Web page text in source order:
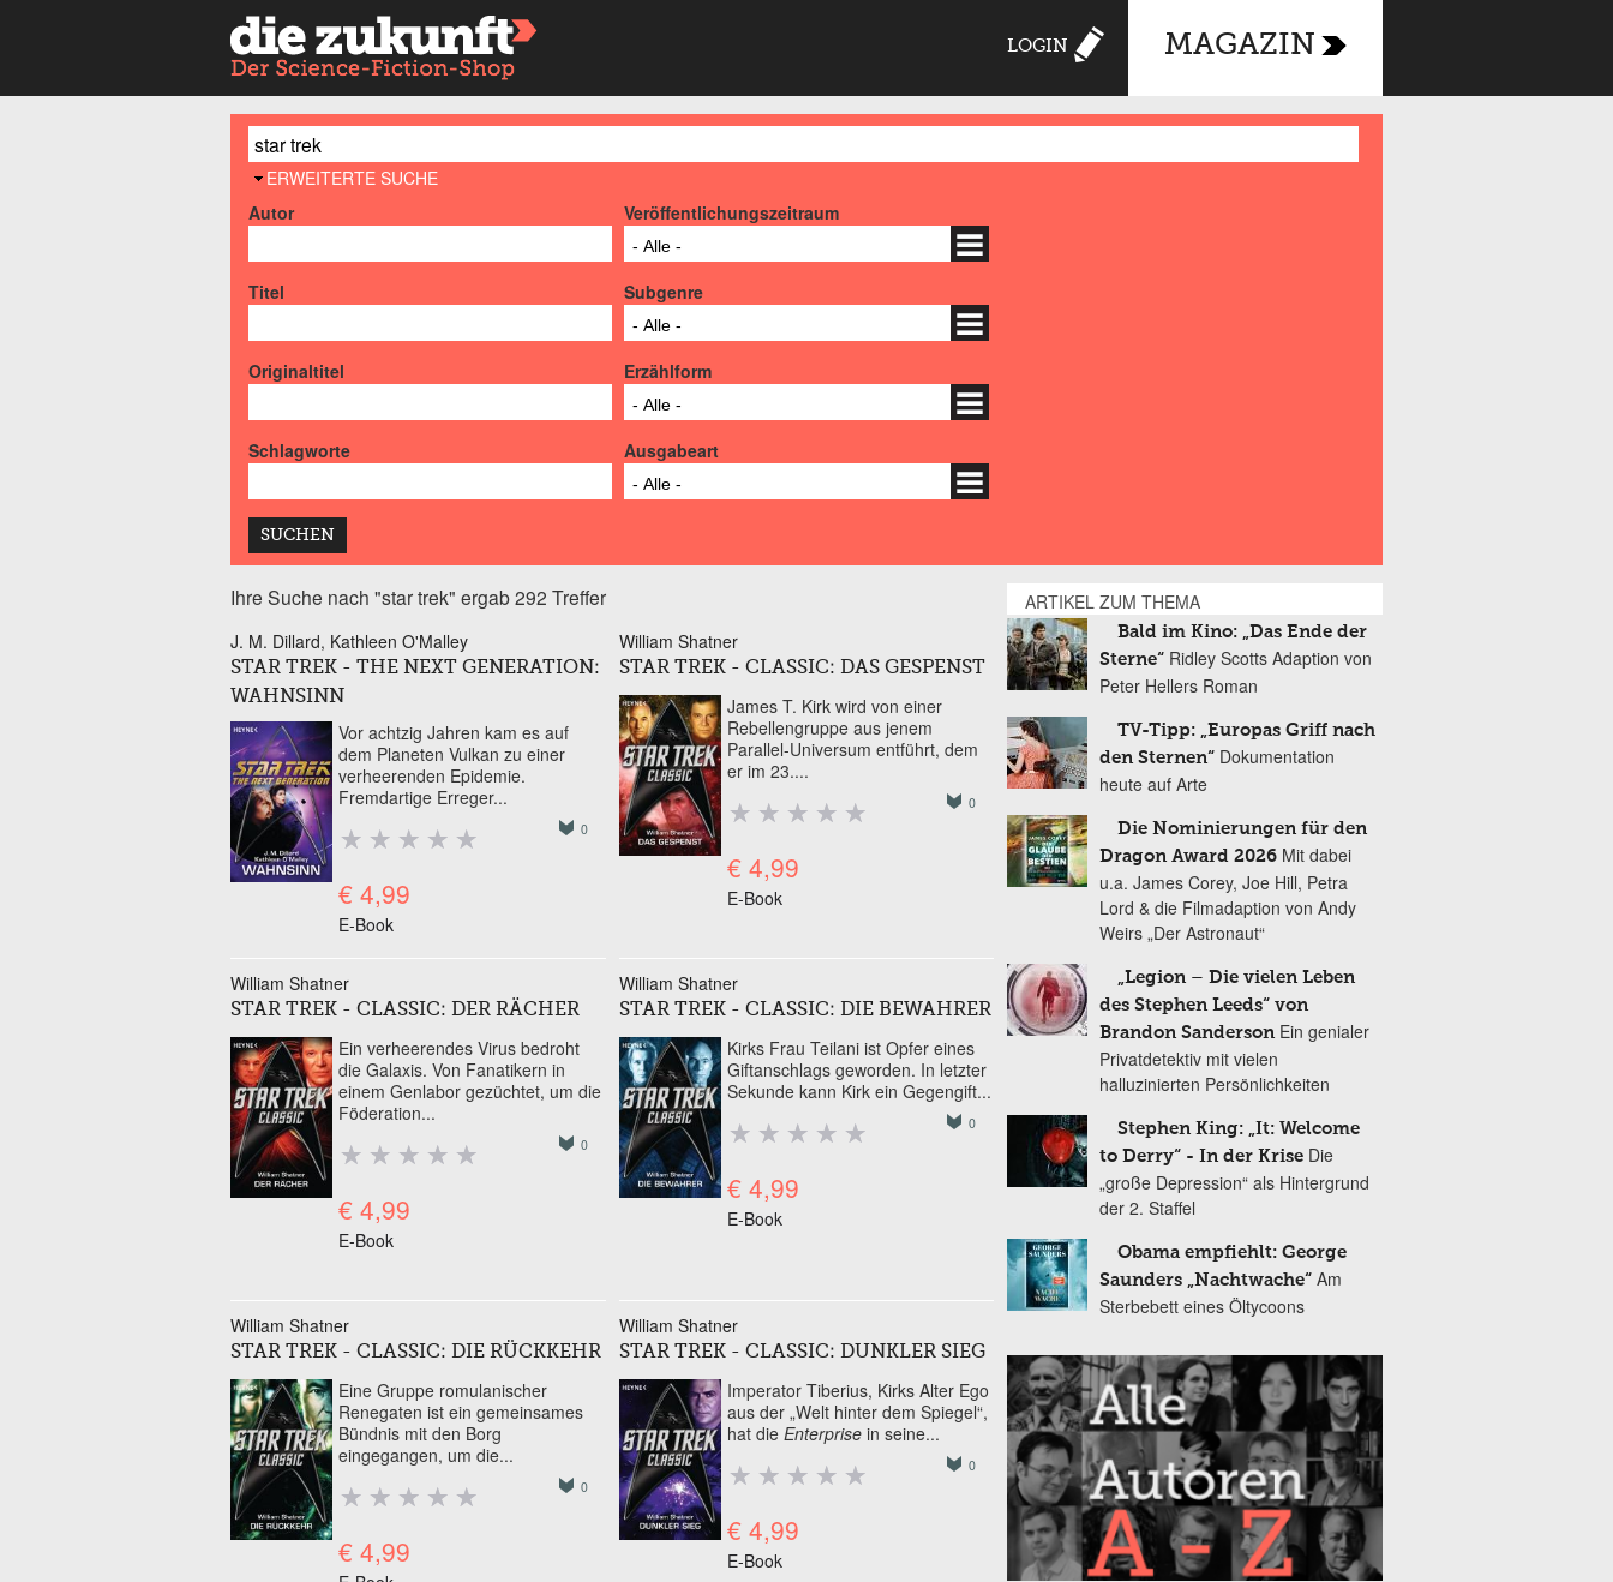
LOGIN MAGAZIN
AUSBLENDEN
ERWEITERTE SUCHE
Autor
Veröffentlichungszeitraum
- Alle -
Titel Subgenre
- Alle -
Originaltitel Erzählform
- Alle -
Schlagworte Ausgabeart
- Alle -
Ihre Suche nach "star trek" ergab 292 Treffer
J. M. Dillard Kathleen O'Malley
STAR TREK - THE NEXT GENERATION:
WAHNSINN
Vor achtzig Jahren kam es auf
dem Planeten Vulkan zu einer
verheerenden Epidemie.
Fremdartige Erreger...
0
€ 4,99
E-Book
William Shatner
STAR TREK - CLASSIC: DAS GESPENST
James T. Kirk wird von einer
Rebellengruppe aus jenem
Parallel-Universum entführt, dem
er im 23....
0
€ 4,99
E-Book
William Shatner
STAR TREK - CLASSIC: DER RÄCHER
Ein verheerendes Virus bedroht
die Galaxis. Von Fanatikern in
einem Genlabor gezüchtet, um die
Föderation...
0
€ 4,99
E-Book
William Shatner
STAR TREK - CLASSIC: DIE BEWAHRER
Kirks Frau Teilani ist Opfer eines
Giftanschlags geworden. In letzter
Sekunde kann Kirk ein Gegengift...
0
€ 4,99
E-Book
William Shatner
STAR TREK - CLASSIC: DIE RÜCKKEHR
Eine Gruppe romulanischer
Renegaten ist ein gemeinsames
Bündnis mit den Borg
eingegangen, um die...
0
€ 4,99
William Shatner
STAR TREK - CLASSIC: DUNKLER SIEG
Imperator Tiberius, Kirks Alter Ego
aus der „Welt hinter dem Spiegel“,
hat die Enterprisein seine...
0
€ 4,99
E-Book
Seiten
ARTIKEL ZUM THEMA
Bald im Kino: „Das Ende der
Sterne“ Ridley Scotts Adaption von
Peter Hellers Roman
TV-Tipp: „Europas Griff nach
den Sternen“ Dokumentation
heute auf Arte
Die Nominierungen für den
Dragon Award 2026 Mit dabei
u.a. James Corey, Joe Hill, Petra
Lord & die Filmadaption von Andy
Weirs „Der Astronaut“
„Legion – Die vielen Leben
des Stephen Leeds“ von
Brandon Sanderson Ein genialer
Privatdetektiv mit vielen
halluzinierten Persönlichkeiten
Stephen King: „It: Welcome
to Derry“ - In der Krise Die
„große Depression“ als Hintergrund
der 2. Staffel
Obama empfiehlt: George
Saunders „Nachtwache“ Am
Sterbebett eines Öltycoons